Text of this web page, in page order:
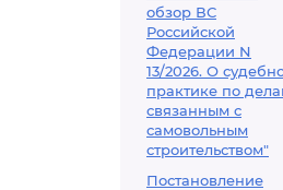
обзор ВС
Российской
Федерации N
13/2026. О
практике по
связанным с
самовольным
строительством"
Постановление